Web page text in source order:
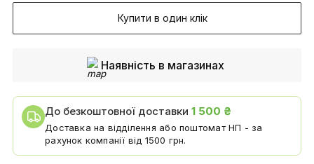
Купити в один клік
Наявність в магазинах
До безкоштовної доставки1 500 ₴
Доставка на відділення або поштомат НП - за
рахунок компанії від 1500 грн.